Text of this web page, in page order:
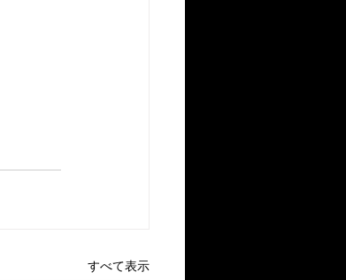
すべて表示